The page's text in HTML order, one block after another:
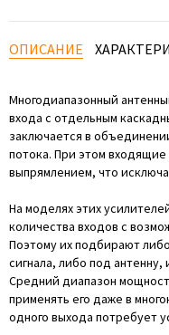
ОПИСАНИЕ
Многодиапазонный
входа с отдельным
заключается в
потока. При этом
выпрямлением, что
На моделях этих
количества входов с
Поэтому их подбирают
сигнала, либо под
Средний диапазон
применять его даже в
одного выхода потребует